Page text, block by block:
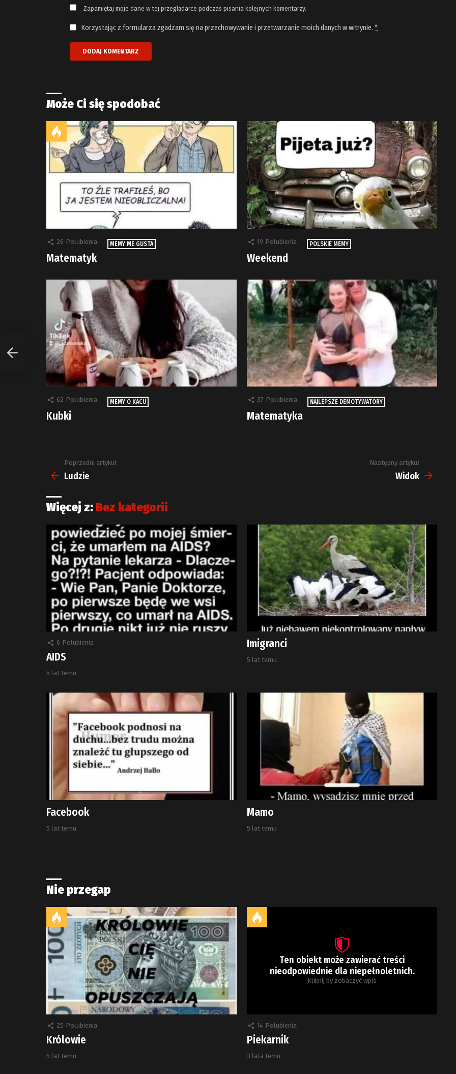
Zapamiętaj moje dane w tej przeglądarce podczas pisania kolejnych komentarzy.
Korzystając z formularza zgadzam się na przechowywanie i przetwarzanie moich danych w witrynie. *
Może Ci się spodobać
26 Polubienia MEMY ME GUSTA
Matematyk
19 Polubienia POLSKIE MEMY
Weekend
62 Polubienia MEMY O KACU
Kubki
37 Polubienia NAJLEPSZE DEMOTYWATORY
Matematyka
Zobacz
więcej
Poprzedni artykuł
Ludzie
Następny artykuł
Widok
Więcej z: Bez kategorii
6 Polubienia
AIDS
5 lat temu
Imigranci
5 lat temu
Facebook
5 lat temu
Mamo
5 lat temu
Nie przegap
25 Polubienia
Królowie
5 lat temu
Ten obiekt może zawierać treści
nieodpowiednie dla niepełnoletnich.
Kliknij by zobaczyć wpis
14 Polubienia
Piekarnik
3 lata temu